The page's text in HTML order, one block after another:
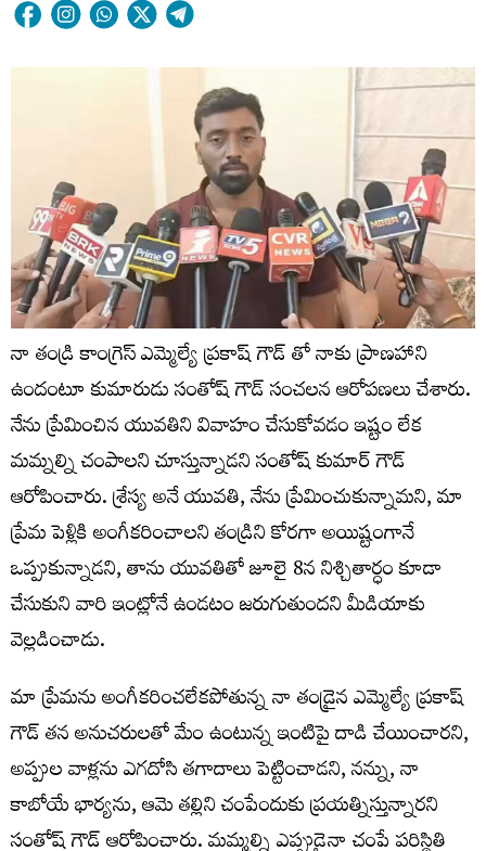
నా తండ్రి కాంగ్రెస్ ఎమ్మెల్యే ప్రకాష్ గౌడ్ తో నాకు ప్రాణహాని
ఉందంటూ కుమారుడు సంతోష్ గౌడ్ సంచలన ఆరోపణలు చేశారు.
నేను ప్రేమించిన యువతిని వివాహం చేసుకోవడం ఇష్టం లేక
మమ్నల్ని చంపాలని చూస్తున్నాడని సంతోష్ కుమార్ గౌడ్
ఆరోపించారు. శ్రేస్య అనే యువతి, నేను ప్రేమించుకున్నామని, మా
ప్రేమ పెళ్లికి అంగీకరించాలని తండ్రిని కోరగా అయిష్టంగానే
ఒప్పుకున్నాడని, తాను యువతితో జూలై 8న నిశ్చితార్ధం కూడా
చేసుకుని వారి ఇంట్లోనే ఉండటం జరుగుతుందని మీడియాకు
వెల్లడించాడు.
మా ప్రేమను అంగీకరించలేకపోతున్న నా తండ్రైన ఎమ్మెల్యే ప్రకాష్
గౌడ్ తన అనుచరులతో మేం ఉంటున్న ఇంటిపై దాడి చేయించారని,
అప్పుల వాళ్లను ఎగదోసి తగాదాలు పెట్టించాడని, నన్ను, నా
కాబోయే భార్యను, ఆమె తల్లిని చంపేందుకు ప్రయత్నిస్తున్నారని